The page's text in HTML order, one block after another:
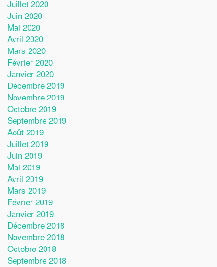
Juillet 2020
Juin 2020
Mai 2020
Avril 2020
Mars 2020
Février 2020
Janvier 2020
Décembre 2019
Novembre 2019
Octobre 2019
Septembre 2019
Août 2019
Juillet 2019
Juin 2019
Mai 2019
Avril 2019
Mars 2019
Février 2019
Janvier 2019
Décembre 2018
Novembre 2018
Octobre 2018
Septembre 2018